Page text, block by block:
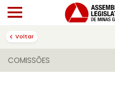
Voltar
COMISSÕES